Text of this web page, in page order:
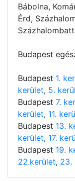
Bábolna,
Érd,
Budapest
Budapest 1.
kerület, 5.
Budapest 7.
kerület, 11.
Budapest 13.
kerület, 17.
Budapest 19.
22.kerület, 23.